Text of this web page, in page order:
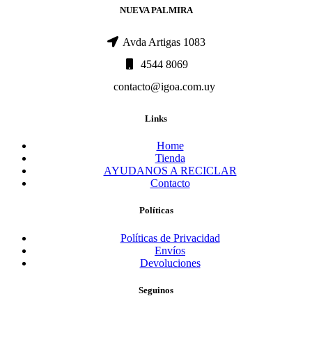
NUEVA PALMIRA
Avda Artigas 1083
4544 8069
contacto@igoa.com.uy
Links
Home
Tienda
AYUDANOS A RECICLAR
Contacto
Políticas
Políticas de Privacidad
Envíos
Devoluciones
Seguinos